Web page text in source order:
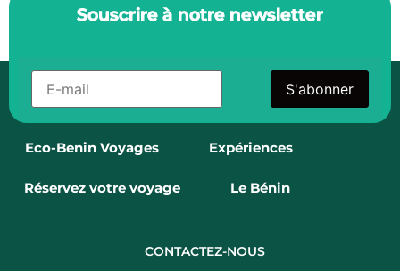
Souscrire à notre newsletter
S'abonner
Eco-Benin Voyages Expériences
Réservez votre voyage Le Bénin
CONTACTEZ-NOUS